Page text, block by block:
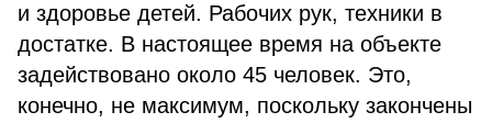
и здоровье детей. Рабочих рук, техники в
достатке. В настоящее время на объекте
задействовано около 45 человек. Это,
конечно, не максимум, поскольку закончены